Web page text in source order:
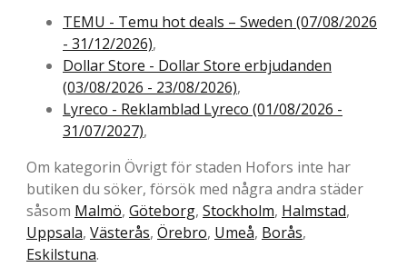
TEMU - Temu hot deals – Sweden (07/08/2026
- 31/12/2026),
Dollar Store - Dollar Store erbjudanden
(03/08/2026 - 23/08/2026),
Lyreco - Reklamblad Lyreco (01/08/2026 -
31/07/2027),
Om kategorin Övrigt för staden Hofors inte har
butiken du söker, försök med några andra städer
såsom Malmö, Göteborg, Stockholm, Halmstad,
Uppsala, Västerås, Örebro, Umeå, Borås,
Eskilstuna.